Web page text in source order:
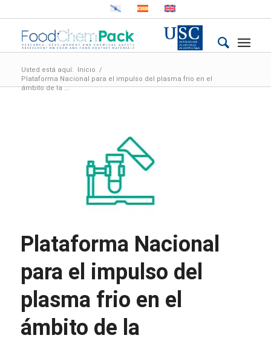
Usted está aquí: Inicio /
Plataforma Nacional para el impulso del plasma frio en el
ámbito de la ...
Plataforma Nacional
para el impulso del
plasma frio en el
ámbito de la